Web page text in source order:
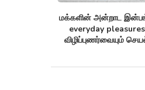
மக்களின் அன்றாட இன்பங்கள் Peoples
everyday pleasures அறிவாற்றல்
விழிப்புணர்வையும் செயல்திறனையும்...